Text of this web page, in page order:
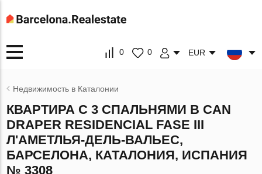
0 0 EUR
Недвижимость в Каталонии
КВАРТИРА С 3 СПАЛЬНЯМИ В CAN
DRAPER RESIDENCIAL FASE III
Л'АМЕТЛЬЯ-ДЕЛЬ-ВАЛЬЕС,
БАРСЕЛОНА, КАТАЛОНИЯ, ИСПАНИЯ
№ 3308